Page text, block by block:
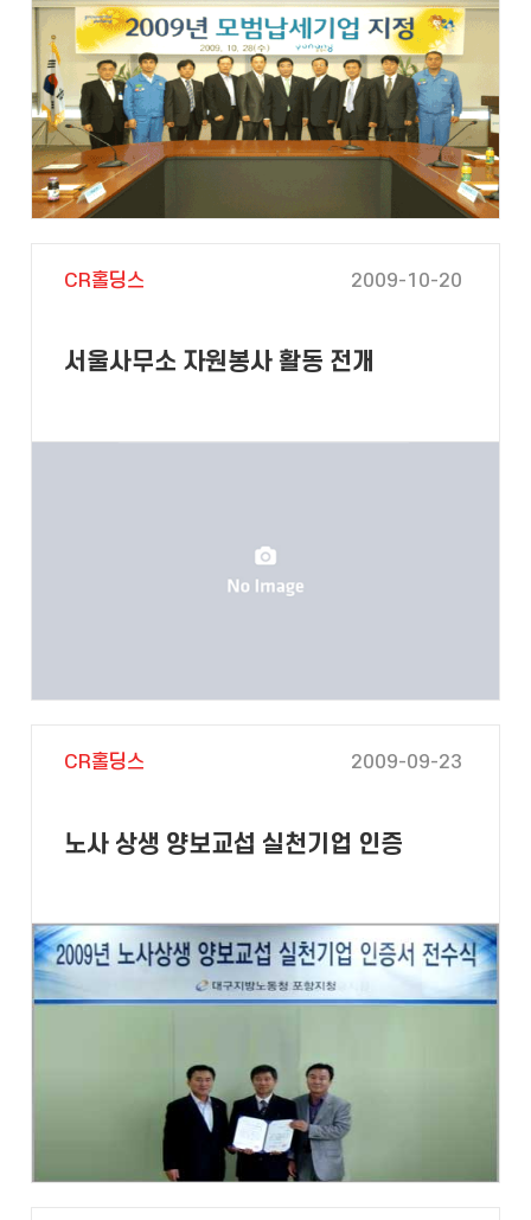
CR홀딩스 2009-10-20
서울사무소 자원봉사 활동 전개
CR홀딩스 2009-09-23
노사 상생 양보교섭 실천기업 인증